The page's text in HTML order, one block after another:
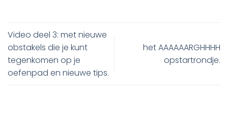
Video deel 3: met nieuwe
obstakels die je kunt
tegenkomen op je
oefenpad en nieuwe tips.
het AAAAAARGHHHH
opstartrondje.